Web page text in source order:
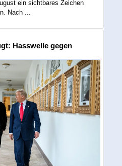
ein sichtbares Zeichen
Nach ...
Hasswelle gegen